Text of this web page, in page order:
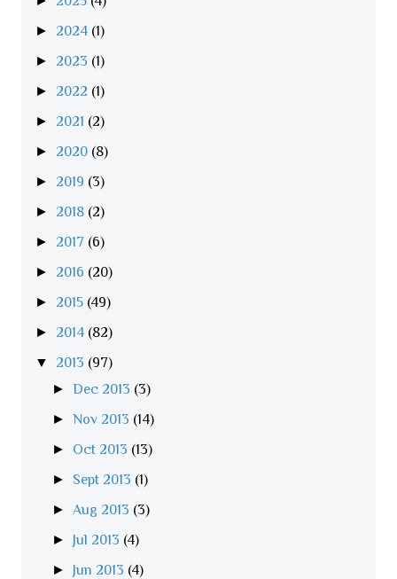
► 2024 (1)
► 2023 (1)
► 2022 (1)
► 2021 (2)
► 2020 (8)
► 2019 (3)
► 2018 (2)
► 2017 (6)
► 2016 (20)
► 2015 (49)
► 2014 (82)
▼ 2013 (97)
►Dec 2013 (3)
►Nov 2013 (14)
► Oct 2013 (13)
► Sept 2013 (1)
► Aug 2013 (3)
► Jul 2013 (4)
► Jun 2013 (4)